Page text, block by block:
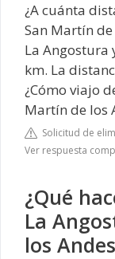
¿A cuánta
San Martín
La Angostura
km. La
¿Cómo viajo
Martín de los
Solicitud de
Ver respuesta
¿Qué
La
los